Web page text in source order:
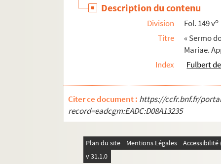
Ms U-67. Vitae sanctorum
Ms U-68. Ritratti de' piu famosi pittori,
Ms U-69. Martyrologium Fontanellense
Ms U-70. Histoire de l'Hérésie, depuis l'an
Ms U-72. Mémoire du département des
Ms U-73. Histoire des hommes illustres par
Ms U-74. Recueil d'ouvrages relatifs à
Ms U-76. Breviarium chronologicum
Description du contenu
Division Fol. 149 vo
Titre
« Sermo
Mariae.
Index
Fulbert
Citer ce document : https://ccfr.bnf.fr/
record=eadcgm:EADC:D08A13235
Plan du site Mentions Légales
v 31.1.0